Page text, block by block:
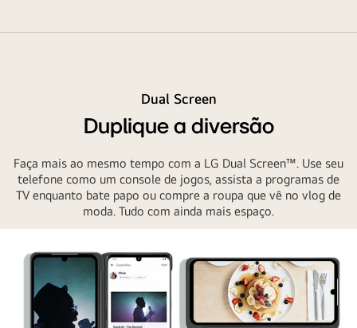
Dual Screen
Duplique a diversão
Faça mais ao mesmo tempo com a LG Dual Screen™. Use seu
telefone como um console de jogos, assista a programas de
TV enquanto bate papo ou compre a roupa que vê no vlog de
moda. Tudo com ainda mais espaço.